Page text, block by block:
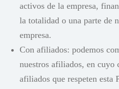
activos de la empresa,
la totalidad o una parte de
empresa.
Con afiliados: podemos
nuestros afiliados, en cuyo
afiliados que respeten